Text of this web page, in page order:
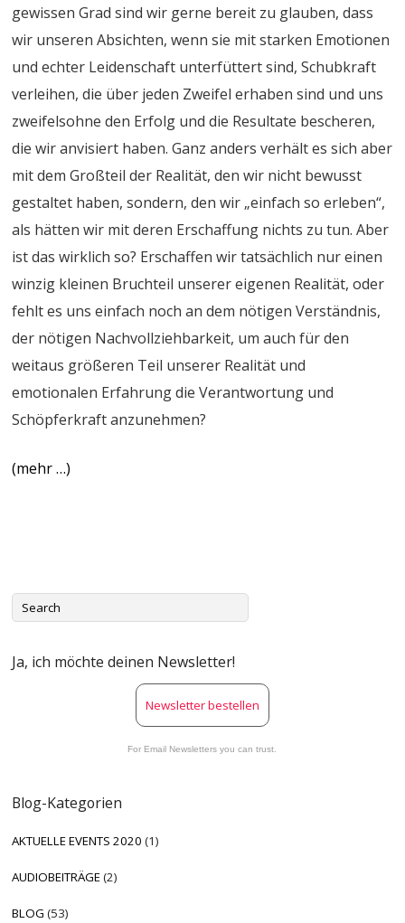
gewissen Grad sind wir gerne bereit zu glauben, dass
wir unseren Absichten, wenn sie mit starken Emotionen
und echter Leidenschaft unterfüttert sind, Schubkraft
verleihen, die über jeden Zweifel erhaben sind und uns
zweifelsohne den Erfolg und die Resultate bescheren,
die wir anvisiert haben. Ganz anders verhält es sich aber
mit dem Großteil der Realität, den wir nicht bewusst
gestaltet haben, sondern, den wir „einfach so erleben“,
als hätten wir mit deren Erschaffung nichts zu tun. Aber
ist das wirklich so? Erschaffen wir tatsächlich nur einen
winzig kleinen Bruchteil unserer eigenen Realität, oder
fehlt es uns einfach noch an dem nötigen Verständnis,
der nötigen Nachvollziehbarkeit, um auch für den
weitaus größeren Teil unserer Realität und
emotionalen Erfahrung die Verantwortung und
Schöpferkraft anzunehmen?
(mehr …)
Ja, ich möchte deinen Newsletter!
Newsletter bestellen
For Email Newsletters you can trust.
Blog-Kategorien
AKTUELLE EVENTS 2020 (1)
AUDIOBEITRÄGE(2)
BLOG (53)